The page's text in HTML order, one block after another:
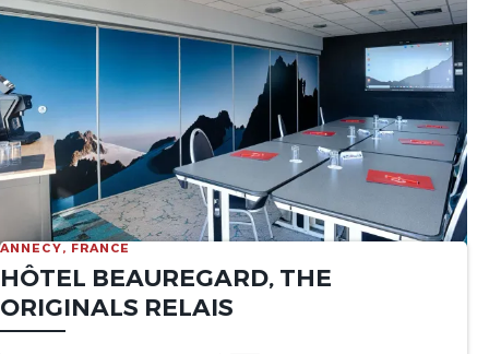
ANNECY, FRANCE
HÔTEL BEAUREGARD, THE
ORIGINALS RELAIS